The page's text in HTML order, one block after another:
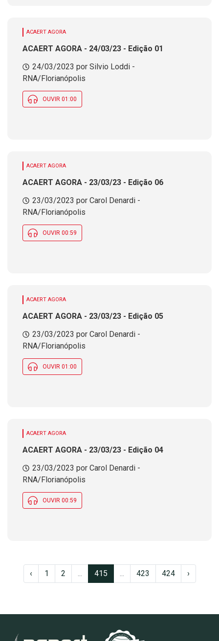
ACAERT AGORA
ACAERT AGORA - 24/03/23 - Edição 01
24/03/2023 por Silvio Loddi -
RNA/Florianópolis
OUVIR 01:00
ACAERT AGORA
ACAERT AGORA - 23/03/23 - Edição 06
23/03/2023 por Carol Denardi -
RNA/Florianópolis
OUVIR 00:59
ACAERT AGORA
ACAERT AGORA - 23/03/23 - Edição 05
23/03/2023 por Carol Denardi -
RNA/Florianópolis
OUVIR 01:00
ACAERT AGORA
ACAERT AGORA - 23/03/23 - Edição 04
23/03/2023 por Carol Denardi -
RNA/Florianópolis
OUVIR 00:59
‹ 1 2 ... 415 ... 423 424 ›